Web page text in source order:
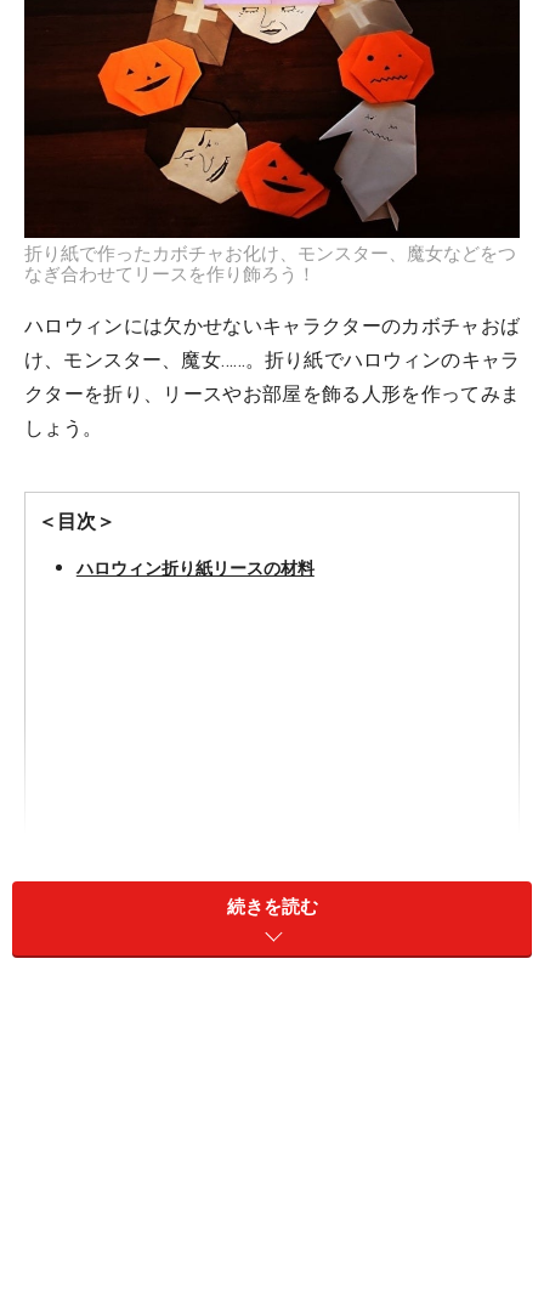
折り紙で作ったカボチャお化け、モンスター、魔女などをつ
なぎ合わせてリースを作り飾ろう！
ハロウィンには欠かせないキャラクターのカボチャおば
け、モンスター、魔女……。折り紙でハロウィンのキャラ
クターを折り、リースやお部屋を飾る人形を作ってみま
しょう。
＜目次＞
ハロウィン折り紙リースの材料
ハロウィン折り紙"カボチャおばけ"の折り方
続きを読む